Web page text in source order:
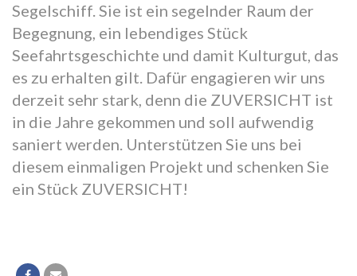
Segelschiff. Sie ist ein segelnder Raum der
Begegnung, ein lebendiges Stück
Seefahrtsgeschichte und damit Kulturgut, das
es zu erhalten gilt. Dafür engagieren wir uns
derzeit sehr stark, denn die ZUVERSICHT ist
in die Jahre gekommen und soll aufwendig
saniert werden. Unterstützen Sie uns bei
diesem einmaligen Projekt und schenken Sie
ein Stück ZUVERSICHT!